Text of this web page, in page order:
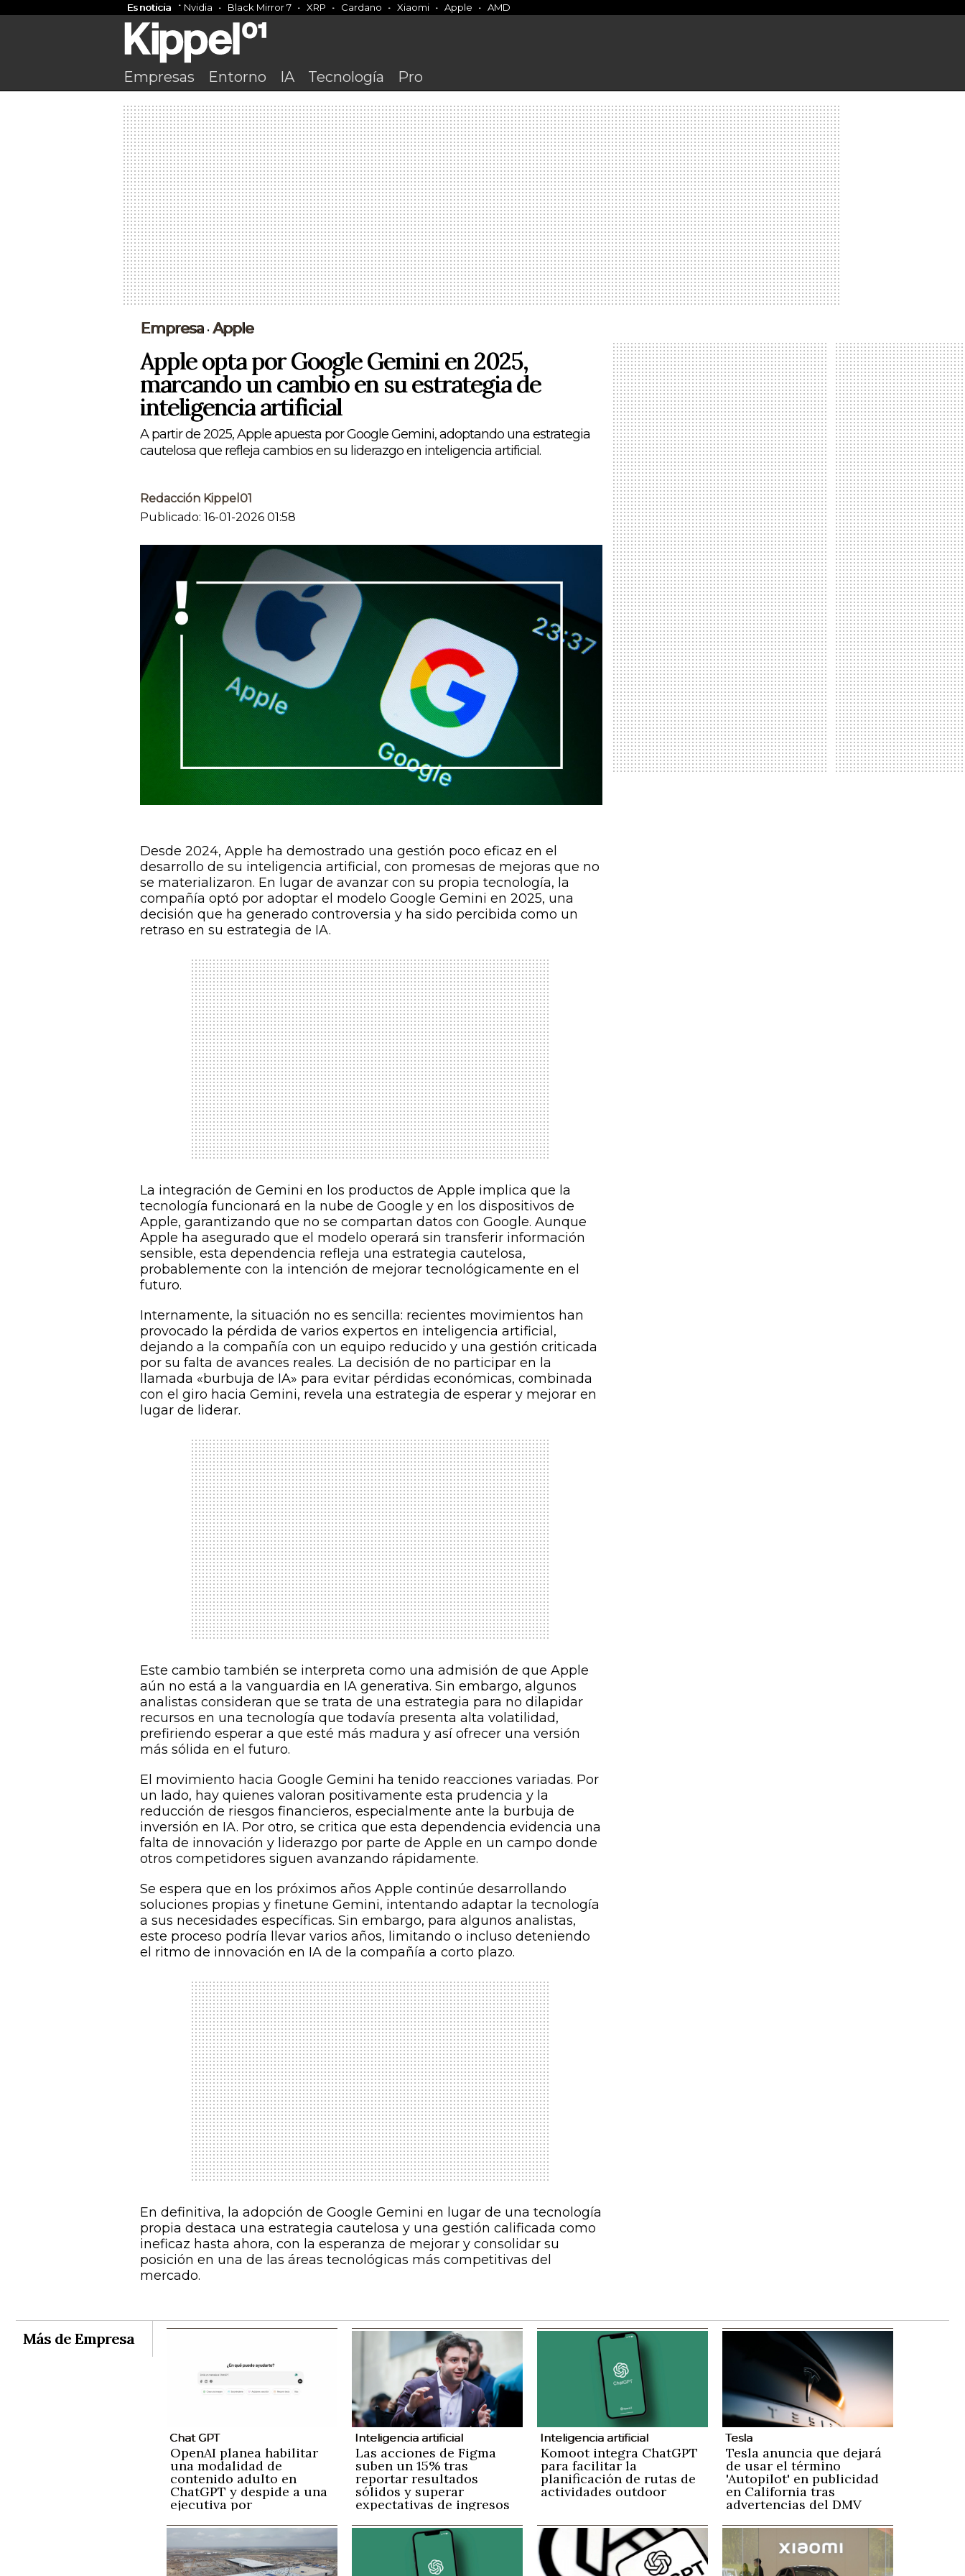
Es noticia Nvidia Black Mirror 7 XRP Cardano Xiaomi Apple AMD
Empresas Entorno IA Tecnología Pro
Empresa • Apple
Apple opta por Google Gemini en 2025,
marcando un cambio en su estrategia de
inteligencia artificial
A partir de 2025, Apple apuesta por Google Gemini, adoptando una estrategia
cautelosa que refleja cambios en su liderazgo en inteligencia artificial.
Redacción Kippel01
Publicado: 16-01-2026 01:58
Desde 2024, Apple ha demostrado una gestión poco eficaz en el
desarrollo de su inteligencia artificial, con promesas de mejoras que no
se materializaron. En lugar de avanzar con su propia tecnología, la
compañía optó por adoptar el modelo Google Gemini en 2025, una
decisión que ha generado controversia y ha sido percibida como un
retraso en su estrategia de IA.
La integración de Gemini en los productos de Apple implica que la
tecnología funcionará en la nube de Google y en los dispositivos de
Apple, garantizando que no se compartan datos con Google. Aunque
Apple ha asegurado que el modelo operará sin transferir información
sensible, esta dependencia refleja una estrategia cautelosa,
probablemente con la intención de mejorar tecnológicamente en el
futuro.
Internamente, la situación no es sencilla: recientes movimientos han
provocado la pérdida de varios expertos en inteligencia artificial,
dejando a la compañía con un equipo reducido y una gestión criticada
por su falta de avances reales. La decisión de no participar en la
llamada «burbuja de IA» para evitar pérdidas económicas, combinada
con el giro hacia Gemini, revela una estrategia de esperar y mejorar en
lugar de liderar.
Este cambio también se interpreta como una admisión de que Apple
aún no está a la vanguardia en IA generativa. Sin embargo, algunos
analistas consideran que se trata de una estrategia para no dilapidar
recursos en una tecnología que todavía presenta alta volatilidad,
prefiriendo esperar a que esté más madura y así ofrecer una versión
más sólida en el futuro.
El movimiento hacia Google Gemini ha tenido reacciones variadas. Por
un lado, hay quienes valoran positivamente esta prudencia y la
reducción de riesgos financieros, especialmente ante la burbuja de
inversión en IA. Por otro, se critica que esta dependencia evidencia una
falta de innovación y liderazgo por parte de Apple en un campo donde
otros competidores siguen avanzando rápidamente.
Se espera que en los próximos años Apple continúe desarrollando
soluciones propias y finetune Gemini, intentando adaptar la tecnología
a sus necesidades específicas. Sin embargo, para algunos analistas,
este proceso podría llevar varios años, limitando o incluso deteniendo
el ritmo de innovación en IA de la compañía a corto plazo.
En definitiva, la adopción de Google Gemini en lugar de una tecnología
propia destaca una estrategia cautelosa y una gestión calificada como
ineficaz hasta ahora, con la esperanza de mejorar y consolidar su
posición en una de las áreas tecnológicas más competitivas del
mercado.
Más de Empresa
Chat GPT
OpenAI planea habilitar
una modalidad de
contenido adulto en
ChatGPT y despide a una
ejecutiva por
detección de contenidos
nocivos
Inteligencia artificial
Las acciones de Figma
suben un 15% tras
reportar resultados
sólidos y superar
expectativas de ingresos
Inteligencia artificial
Komoot integra ChatGPT
para facilitar la
planificación de rutas de
actividades outdoor
Tesla
Tesla anuncia que dejará
de usar el término
'Autopilot' en publicidad
en California tras
advertencias del DMV